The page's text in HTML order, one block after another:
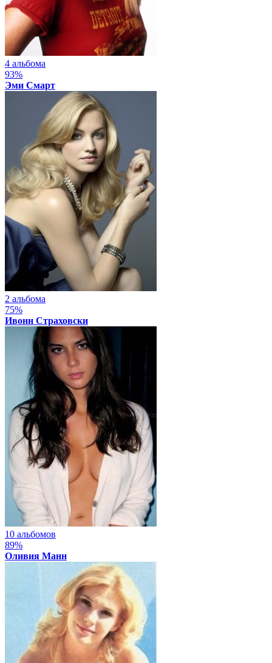
4 альбома
93%
Эми Смарт
2 альбома
75%
Ивонн Страховски
10 альбомов
89%
Оливия Манн